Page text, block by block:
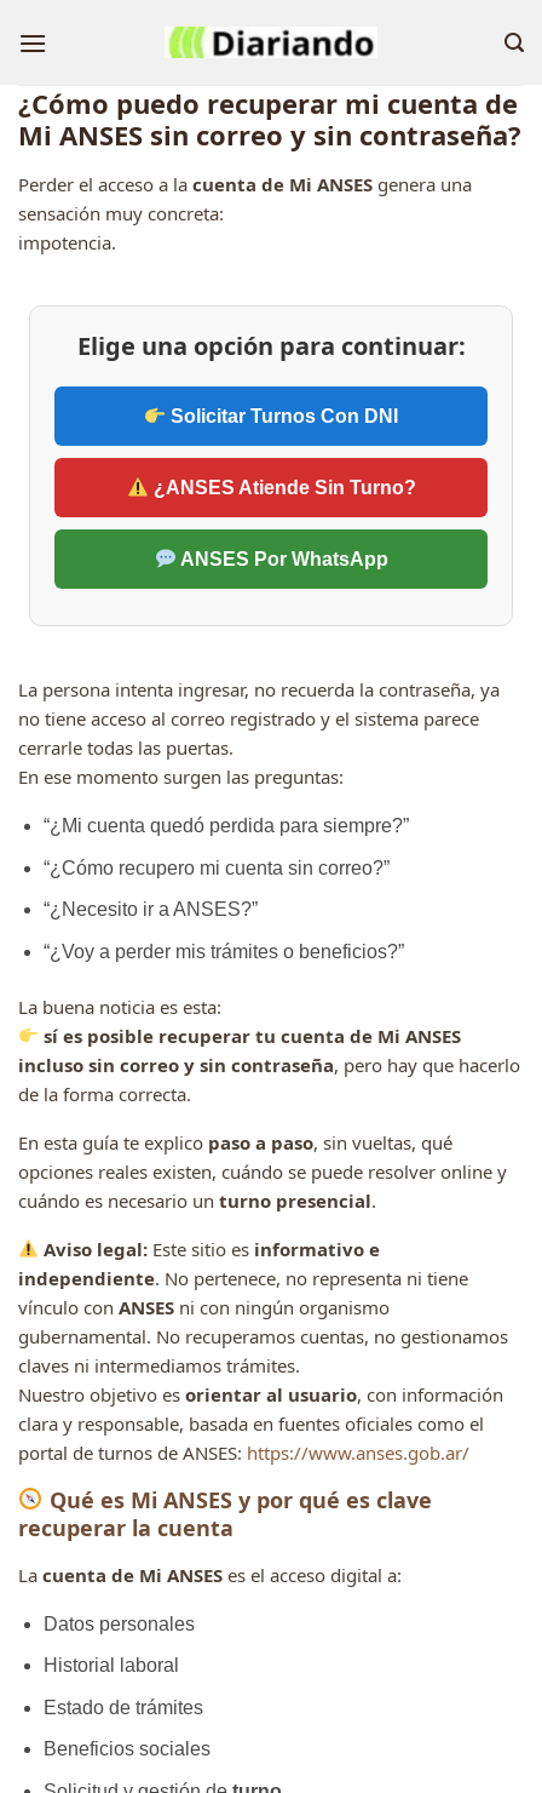
¿Cómo puedo recuperar mi cuenta de
Mi ANSES sin correo y sin contraseña?
Perder el acceso a la cuenta de Mi ANSES genera una
sensación muy concreta:
impotencia.
Elige una opción para continuar:
Solicitar Turnos Con DNI
¿ANSES Atiende Sin Turno?
ANSES Por WhatsApp
La persona intenta ingresar, no recuerda la contraseña, ya
no tiene acceso al correo registrado y el sistema parece
cerrarle todas las puertas.
En ese momento surgen las preguntas:
“¿Mi cuenta quedó perdida para siempre?”
“¿Cómo recupero mi cuenta sin correo?”
“¿Necesito ir a ANSES?”
“¿Voy a perder mis trámites o beneficios?”
La buena noticia es esta:
sí es posible recuperar tu cuenta de Mi ANSES
incluso sin correo y sin contraseña, pero hay que hacerlo
de la forma correcta.
En esta guía te explico paso a paso, sin vueltas, qué
opciones reales existen, cuándo se puede resolver online y
cuándo es necesario un turno presencial.
Aviso legal: Este sitio es informativo e
independiente. No pertenece, no representa ni tiene
vínculo con ANSES ni con ningún organismo
gubernamental. No recuperamos cuentas, no gestionamos
claves ni intermediamos trámites.
Nuestro objetivo es orientar al usuario, con información
clara y responsable, basada en fuentes oficiales como el
portal de turnos de ANSES: https://www.anses.gob.ar/
Qué es Mi ANSES y por qué es clave
recuperar la cuenta
La cuenta de Mi ANSES es el acceso digital a:
Datos personales
Historial laboral
Estado de trámites
Beneficios sociales